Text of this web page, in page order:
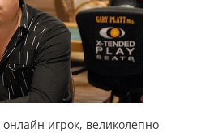
игрок, великолепно